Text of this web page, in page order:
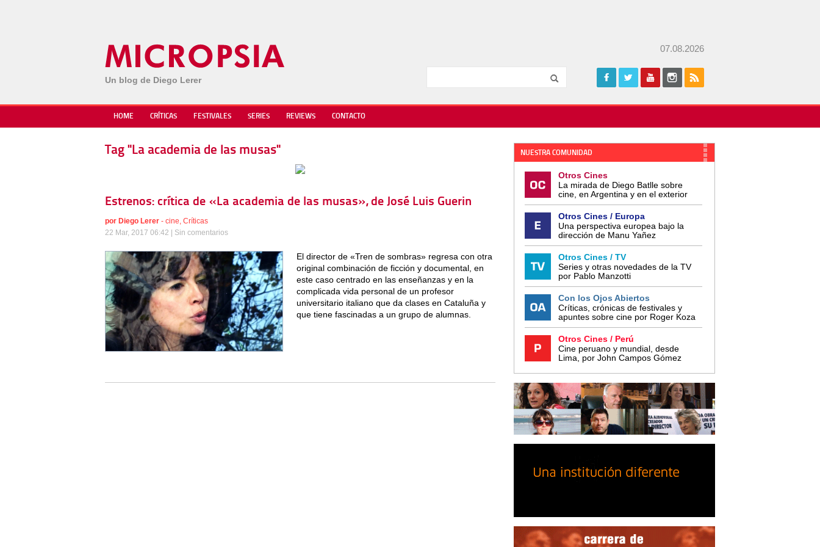
Un blog de Diego Lerer
07.08.2026
HOME CRÍTICAS FESTIVALES SERIES REVIEWS CONTACTO
Tag "La academia de las musas"
Estrenos: crítica de «La academia de las musas», de José Luis Guerin
por Diego Lerer - cine, Críticas
22 Mar, 2017 06:42 | Sin comentarios
El director de «Tren de sombras» regresa con otra
original combinación de ficción y documental, en
este caso centrado en las enseñanzas y en la
complicada vida personal de un profesor
universitario italiano que da clases en Cataluña y
que tiene fascinadas a un grupo de alumnas.
NUESTRA COMUNIDAD
Otros Cines
La mirada de Diego Batlle sobre
cine, en Argentina y en el exterior
Otros Cines / Europa
Una perspectiva europea bajo la
dirección de Manu Yañez
Otros Cines / TV
Series y otras novedades de la TV
por Pablo Manzotti
Con los Ojos Abiertos
Críticas, crónicas de festivales y
apuntes sobre cine por Roger Koza
Otros Cines / Perú
Cine peruano y mundial, desde
Lima, por John Campos Gómez